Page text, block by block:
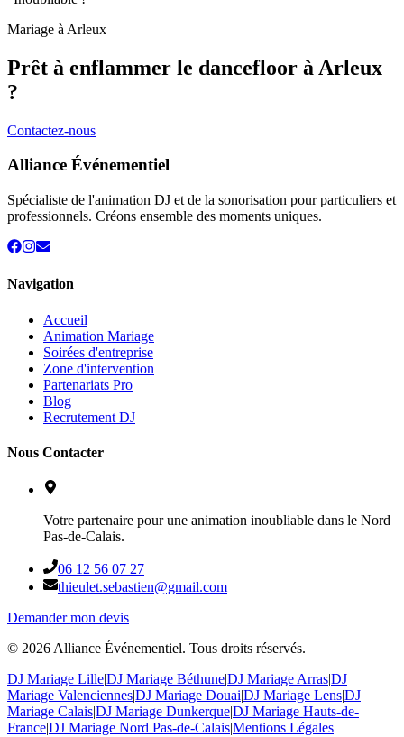
Mariage à Arleux
Prêt à enflammer le dancefloor à Arleux
?
Contactez-nous
Alliance Événementiel
Spécialiste de l'animation DJ et de la sonorisation pour particuliers et
professionnels. Créons ensemble des moments uniques.
Navigation
Accueil
Animation Mariage
Soirées d'entreprise
Zone d'intervention
Partenariats Pro
Blog
Recrutement DJ
Nous Contacter
Votre partenaire pour une animation inoubliable dans le Nord
Pas-de-Calais.
06 12 56 07 27
thieulet.sebastien@gmail.com
Demander mon devis
© 2026 Alliance Événementiel. Tous droits réservés.
DJ Mariage Lille|DJ Mariage Béthune|DJ Mariage Arras|DJ
Mariage Valenciennes|DJ Mariage Douai|DJ Mariage Lens|DJ
Mariage Calais|DJ Mariage Dunkerque|DJ Mariage Hauts-de-
France|DJ Mariage Nord Pas-de-Calais|Mentions Légales